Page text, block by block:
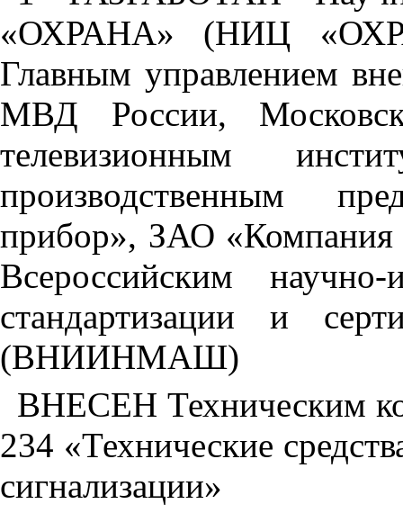
«ОХРАНА» (НИЦ
Главным управлением
МВД России,
телевизионным
производственным
прибор», ЗАО «Компания
Всероссийским научно-
стандартизации и
(ВНИИНМАШ)
ВНЕСЕН Техническим
234 «Технические
сигнализации»